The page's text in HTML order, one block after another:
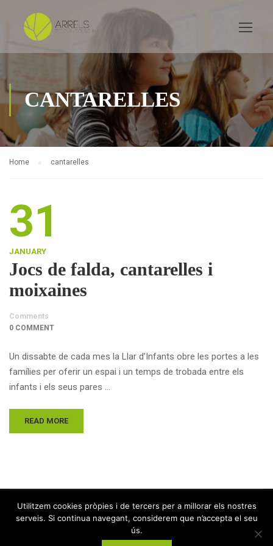
CANTARELLES
Home cantarelles
31
JANUARY
Jocs de falda, cantarelles i
moixaines
Comments
0 COMMENT
Un dissabte de cada mes la Llar d’Infants obre les portes a les
famílies per oferir un espai i un temps de trobada entre els
infants i els seus pares …
READ MORE
Utilitzem cookies pròpies i de tercers per a millorar els nostres
serveis. Si continua navegant, considerem que n’accepta el seu
ús.